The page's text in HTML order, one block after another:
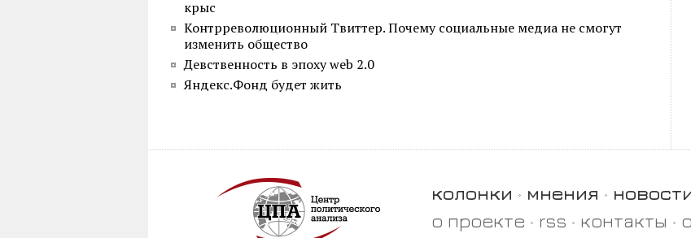
крыс
Контрреволюционный Твиттер. Почему социальные медиа не смогут
изменить общество
Девственность в эпоху web 2.0
Яндекс.Фонд будет жить
колонки мнения
о проекте
rss контакты